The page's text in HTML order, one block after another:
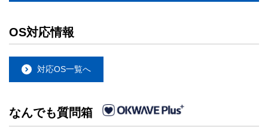
OS対応情報
対応OS一覧へ
なんでも質問箱